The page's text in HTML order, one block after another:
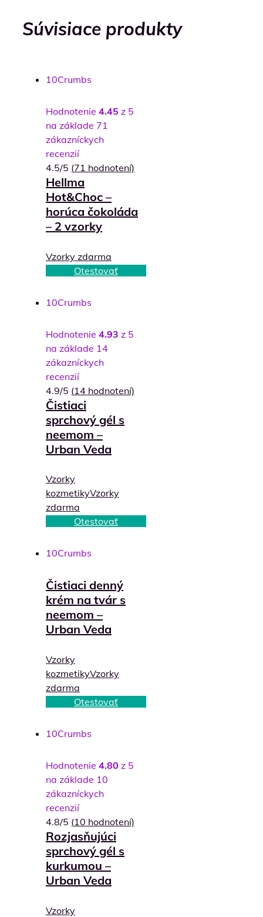
Súvisiace produkty
10Crumbs
Hodnotenie 4.45 z 5
na základe 71
zákazníckych
recenzií
4.5/5 (71 hodnotení)
Hellma
Hot&Choc –
horúca čokoláda
– 2 vzorky
Vzorky zdarma
Otestovať
10Crumbs
Hodnotenie 4.93 z 5
na základe 14
zákazníckych
recenzií
4.9/5 (14 hodnotení)
Čistiaci
sprchový gél s
neemom –
Urban Veda
Vzorky
kozmetikyVzorky
zdarma
Otestovať
10Crumbs
Čistiaci denný
krém na tvár s
neemom –
Urban Veda
Vzorky
kozmetikyVzorky
zdarma
Otestovať
10Crumbs
Hodnotenie 4.80 z 5
na základe 10
zákazníckych
recenzií
4.8/5 (10 hodnotení)
Rozjasňujúci
sprchový gél s
kurkumou –
Urban Veda
Vzorky